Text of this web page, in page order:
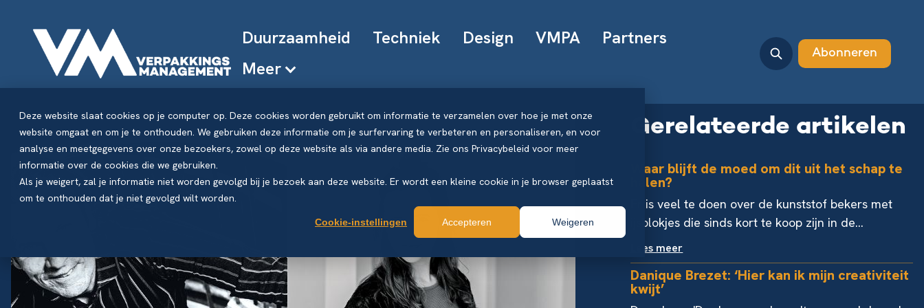
Deze website slaat cookies op je computer op. Deze cookies worden gebruikt om informatie te verzamelen over hoe je met onze
website omgaat en om je te onthouden. We gebruiken deze informatie om je surfervaring te verbeteren en personaliseren, en voor
analyse en meetgegevens over onze bezoekers, zowel op deze website als via andere media. Zie ons Privacybeleid voor meer
informatie over de cookies die we gebruiken.
Als je weigert, zal je informatie niet worden gevolgd bij je bezoek aan deze website. Er wordt een kleine cookie in je browser geplaatst
om te onthouden dat je niet gevolgd wilt worden.
Cookie-instellingen Accepteren Weigeren
Duurzaamheid Techniek Design VMPA
Partners
Meer
Abonneren
Gerelateerde artikelen
Waar blijft de moed om dit uit het schap te
halen?
Er is veel te doen over de kunststof bekers met
ijsblokjes die sinds kort te koop zijn in de...
Lees meer
Danique Brezet: ‘Hier kan ik mijn creativiteit
kwijt’